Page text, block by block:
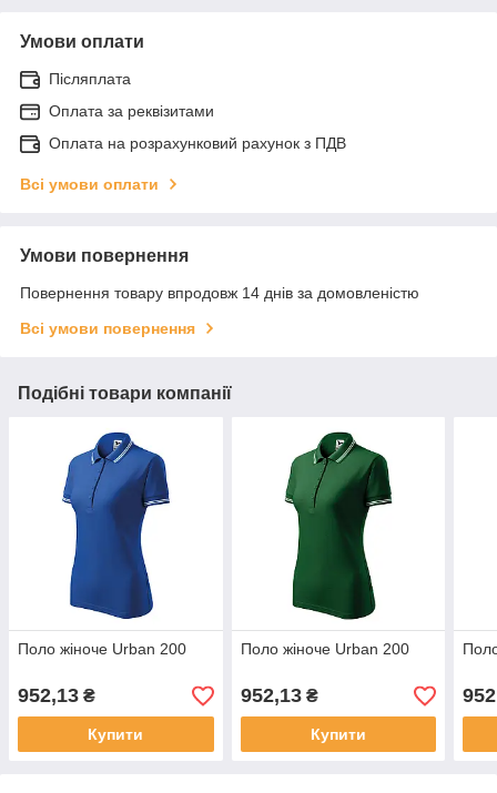
Умови оплати
Післяплата
Оплата за реквізитами
Оплата на розрахунковий рахунок з ПДВ
Всі умови оплати
Умови повернення
Повернення товару впродовж 14 днів за домовленістю
Всі умови повернення
Подібні товари компанії
Поло жіноче Urban 200
952,13 ₴
Купити
Поло жіноче Urban 200
952,13₴
Купити